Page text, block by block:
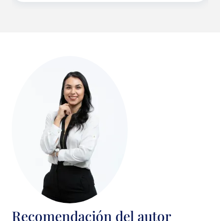
Recomendación del autor